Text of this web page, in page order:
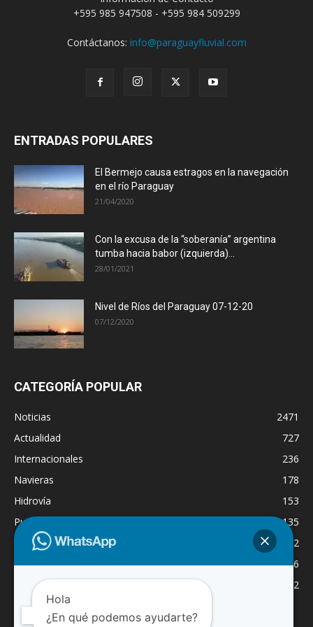
+595 985 947508 - +595 984 509299
Contáctanos: info@paraguayfluvial.com
ENTRADAS POPULARES
El Bermejo causa estragos en la navegación
en el río Paraguay
21/04/2020
Con la excusa de la “soberanía” argentina
tumba hacia babor (izquierda)...
28/01/2021
Nivel de Ríos del Paraguay 07-12-20
07/12/2020
CATEGORÍA POPULAR
Noticias
2471
Actualidad
727
Internacionales
236
Navieras
178
Hidrovía
153
Puertos
135
Economía
132
Nacionales
126
Dragado
122
Hola
¿En qué podemos ayudarte?